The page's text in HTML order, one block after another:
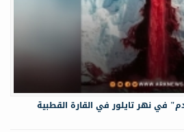
في نهر تايلور في القارة القطبية